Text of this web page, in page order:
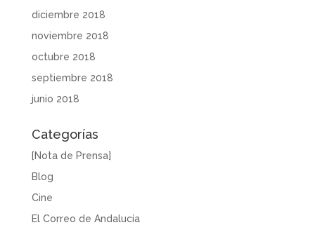
diciembre 2018
noviembre 2018
octubre 2018
septiembre 2018
junio 2018
Categorías
[Nota de Prensa]
Blog
Cine
El Correo de Andalucía